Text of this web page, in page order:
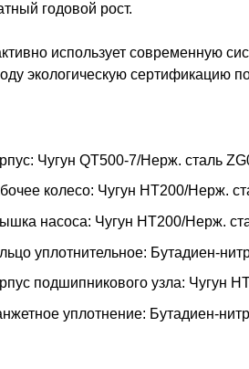
годовой рост.
использует современную
экологическую сертификацию
Чугун QT500-7/Нерж. сталь
колесо: Чугун HT200/Нерж.
насоса: Чугун HT200/Нерж.
уплотнительное: Бутадиен-
подшипникового узла: Чугун
уплотнение: Бутадиен-